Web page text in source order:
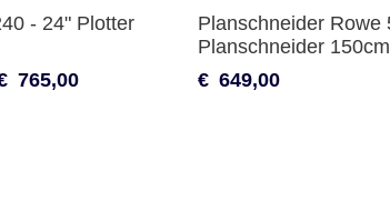
- 24" Plotter
765,00
Planschneider Rowe
Planschneider 150cm
€ 649,00